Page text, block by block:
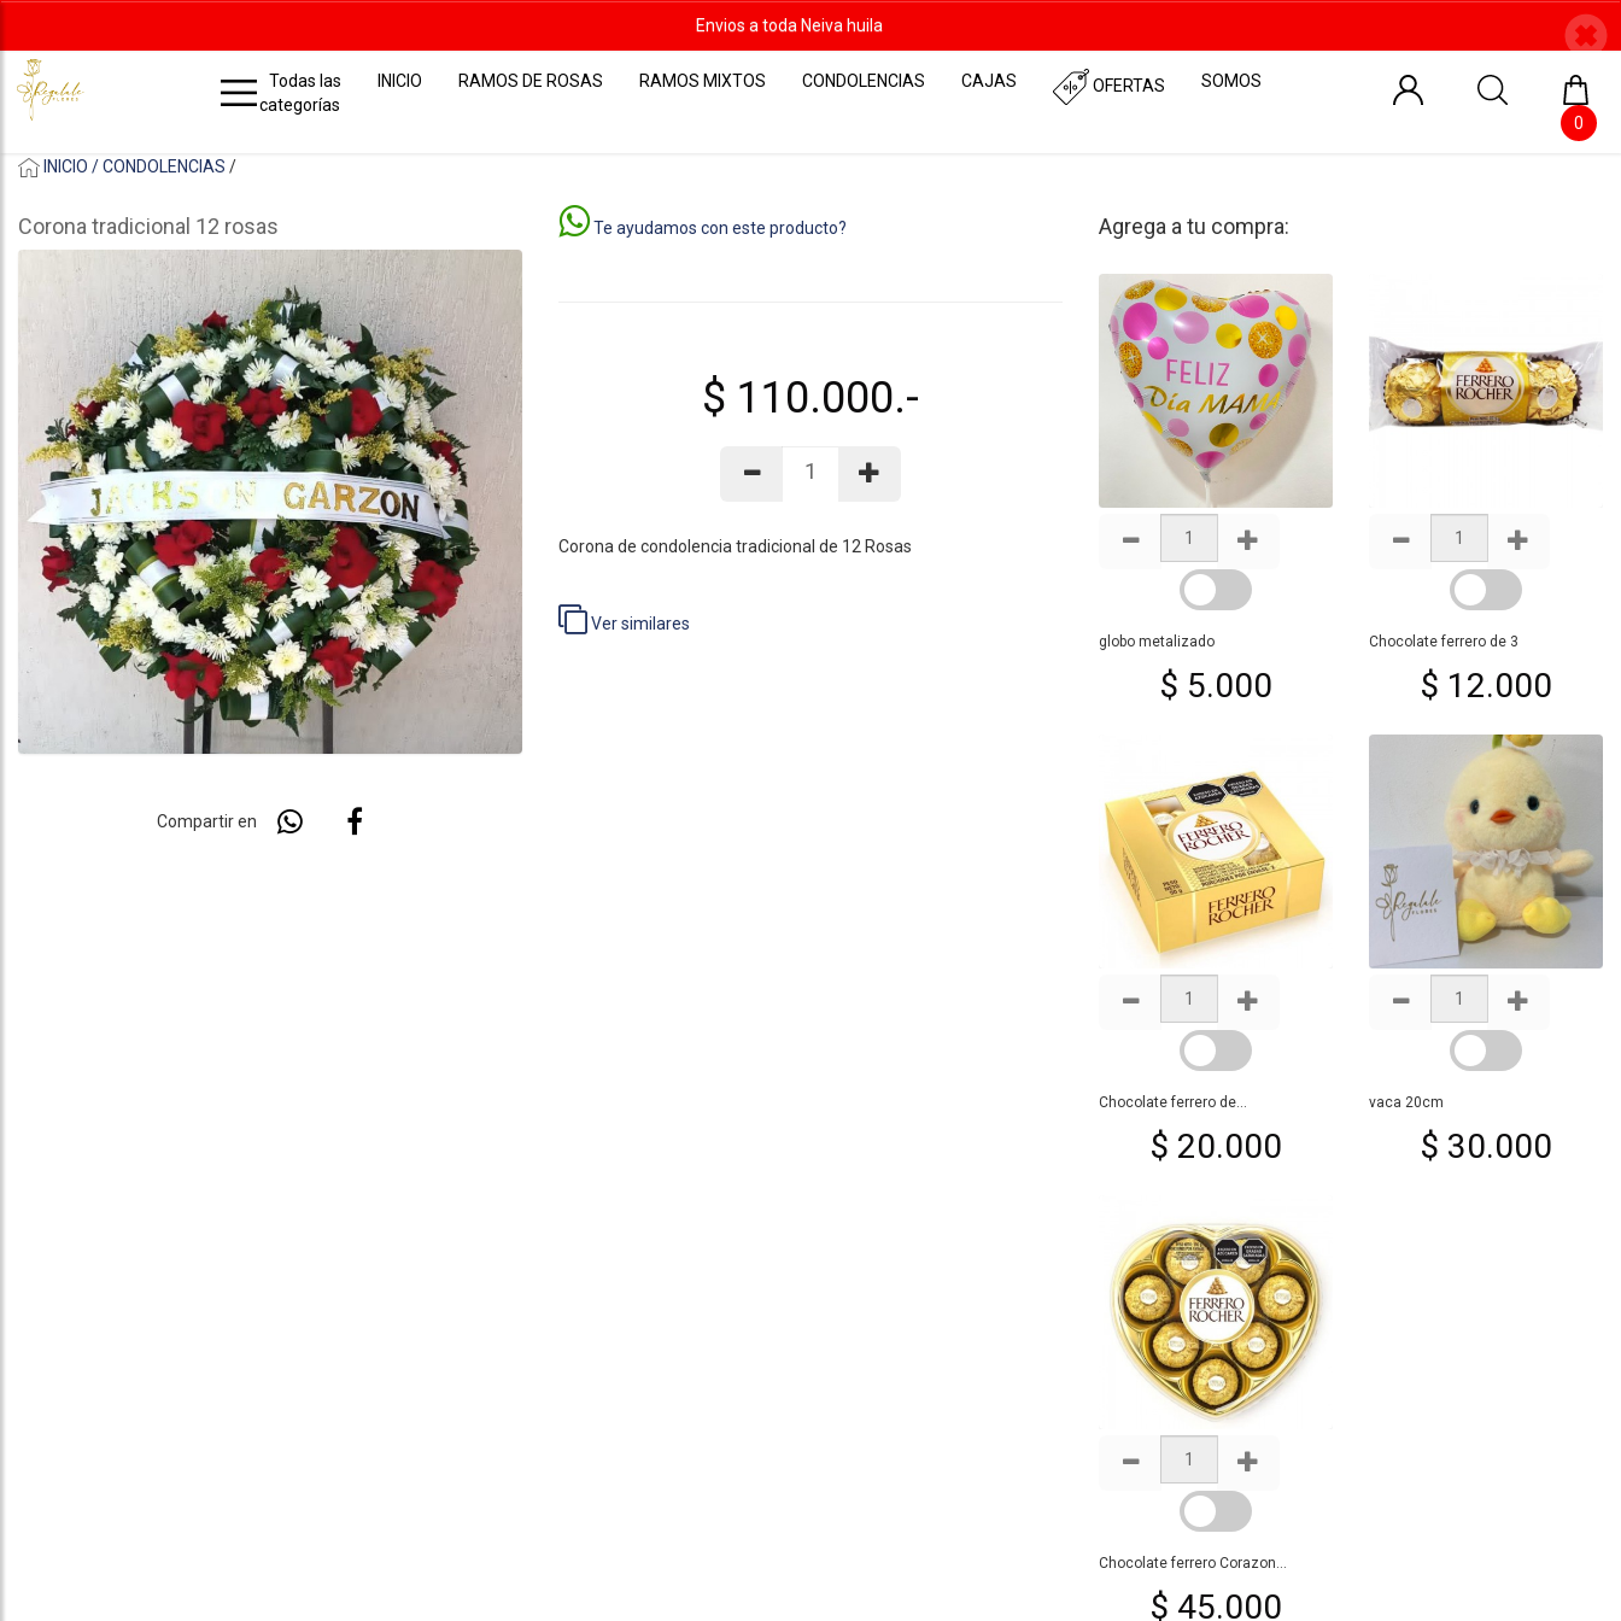
Envios a toda Neiva huila
Todas las
categorías
INICIO RAMOS DE ROSAS RAMOS MIXTOS CONDOLENCIAS CAJAS OFERTAS SOMOS
0
INICIO /CONDOLENCIAS /
Corona tradicional 12 rosas
Compartir en
Te ayudamos con este producto?
$ 110.000.-
Corona de condolencia tradicional de 12 Rosas
Ver similares
Agrega a tu compra:
globo metalizado
$ 5.000
Chocolate ferrero de 3
$ 12.000
Chocolate ferrero de...
$ 20.000
vaca 20cm
$ 30.000
Chocolate ferrero Corazon...
$ 45.000